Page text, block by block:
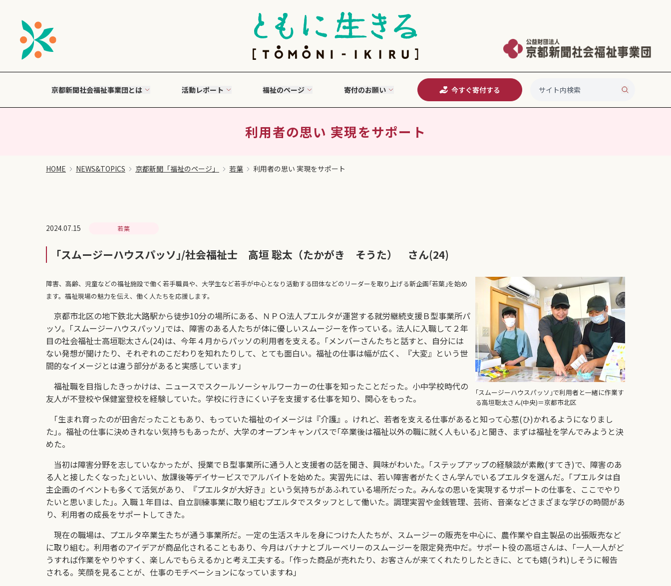
京都新聞社会福祉事業団とは 活動レポート 福祉のページ 寄付のお願い 今すぐ寄付する
利用者の思い 実現をサポート
HOME NEWS&TOPICS 京都新聞「福祉のページ」 若葉 利用者の思い 実現をサポート
2024.07.15 若葉
｢スムージーハウスパッソ｣/社会福祉士 高垣 聡太（たかがき そうた） さん(24)
｢スムージーハウスパッソ｣で利用者と一緒に作業す
る高垣聡太さん(中央)＝京都市北区
障害、高齢、児童などの福祉施設で働く若手職員や、大学生など若手が中心となり活動する団体などのリーダーを取り上げる新企画｢若葉｣を始め
ます。福祉現場の魅力を伝え、働く人たちを応援します。
京都市北区の地下鉄北大路駅から徒歩10分の場所にある、ＮＰＯ法人プエルタが運営する就労継続支援Ｂ型事業所パ
ッソ。｢スムージーハウスパッソ｣では、障害のある人たちが体に優しいスムージーを作っている。法人に入職して２年
目の社会福祉士高垣聡太さん(24)は、今年４月からパッソの利用者を支える。｢メンバーさんたちと話すと、自分には
ない発想が聞けたり、それぞれのこだわりを知れたりして、とても面白い。福祉の仕事は幅が広く、『大変』という世
間的なイメージとは違う部分があると実感しています｣
福祉職を目指したきっかけは、ニュースでスクールソーシャルワーカーの仕事を知ったことだった。小中学校時代の
友人が不登校や保健室登校を経験していた。学校に行きにくい子を支援する仕事を知り、関心をもった。
｢生まれ育ったのが田舎だったこともあり、もっていた福祉のイメージは『介護』。けれど、若者を支える仕事があると知って心惹(ひ)かれるようになりまし
た｣。福祉の仕事に決めきれない気持ちもあったが、大学のオープンキャンパスで｢卒業後は福祉以外の職に就く人もいる｣と聞き、まずは福祉を学んでみようと決
めた。
当初は障害分野を志していなかったが、授業でＢ型事業所に通う人と支援者の話を聞き、興味がわいた。｢ステップアップの経験談が素敵(すてき)で、障害のあ
る人と接したくなった｣といい、放課後等デイサービスでアルバイトを始めた。実習先には、若い障害者がたくさん学んでいるプエルタを選んだ。｢プエルタは自
主企画のイベントも多くて活気があり、『プエルタが大好き』という気持ちがあふれている場所だった。みんなの思いを実現するサポートの仕事を、ここでやり
たいと思いました｣。入職１年目は、自立訓練事業に取り組むプエルタでスタッフとして働いた。調理実習や金銭管理、芸術、音楽などさまざまな学びの時間があ
り、利用者の成長をサポートしてきた。
現在の職場は、プエルタ卒業生たちが通う事業所だ。一定の生活スキルを身につけた人たちが、スムージーの販売を中心に、農作業や自主製品の出張販売など
に取り組む。利用者のアイデアが商品化されることもあり、今月はバナナとブルーベリーのスムージーを限定発売中だ。サポート役の高垣さんは、｢一人一人がど
うすれば作業をやりやすく、楽しんでもらえるか｣と考え工夫する。｢作った商品が売れたり、お客さんが来てくれたりしたときに、とても嬉(うれ)しそうに報告
される。笑顔を見ることが、仕事のモチベーションになっていますね｣